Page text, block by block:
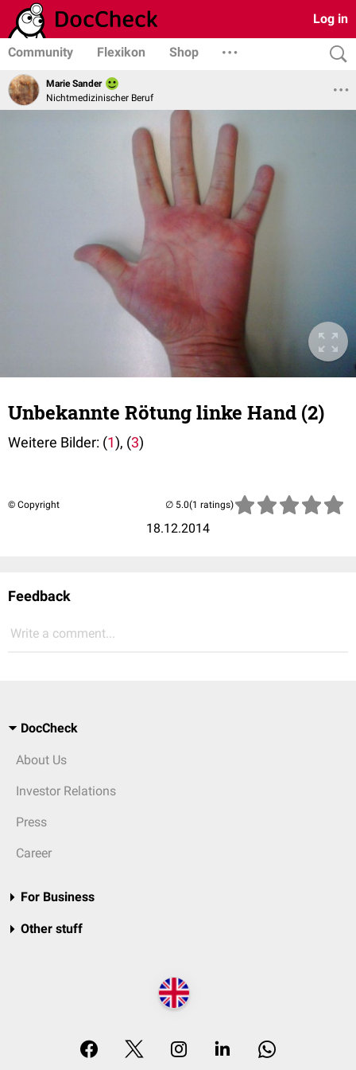
Log in
Community Flexikon Shop
Marie Sander
Nichtmedizinischer Beruf
Unbekannte Rötung linke Hand (2)
Weitere Bilder: (1), (3)
© Copyright
18.12.2014
(1 ratings)
Feedback
Write a comment...
DocCheck
About Us
Investor Relations
Press
Career
For Business
Other stuff